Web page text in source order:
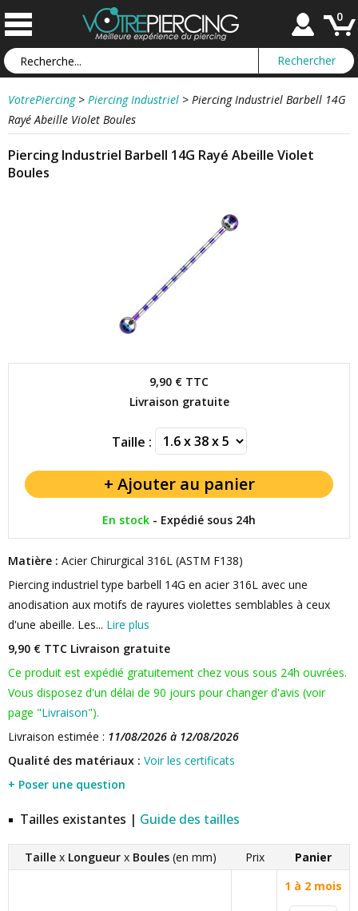
0
VotrePiercing > Piercing Industriel > Piercing Industriel Barbell 14G
Rayé Abeille Violet Boules
Piercing Industriel Barbell 14G Rayé Abeille Violet
Boules
9,90 € TTC
Livraison gratuite
Taille :
En stock - Expédié sous 24h
Matière : Acier Chirurgical 316L (ASTM F138)
Piercing industriel type barbell 14G en acier 316L avec une
anodisation aux motifs de rayures violettes semblables à ceux
d'une abeille. Les... Lire plus
9,90 € TTC Livraison gratuite
Ce produit est expédié gratuitement chez vous sous 24h ouvrées.
Vous disposez d'un délai de 90 jours pour changer d'avis (voir
page "Livraison").
Livraison estimée : 11/08/2026 à 12/08/2026
Qualité des matériaux : Voir les certificats
+ Poser une question
Tailles existantes | Guide des tailles
Taille x Longueur x Boules (en mm) Prix Panier
1 à 2 mois